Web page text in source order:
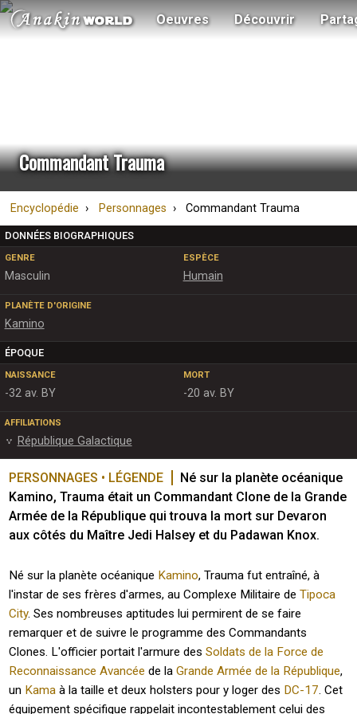
Oeuvres Découvrir
Commandant Trauma
Encyclopédie Personnages Commandant Trauma
DONNÉES BIOGRAPHIQUES
GENRE
Masculin
ESPÈCE
Humain
PLANÈTE D'ORIGINE
Kamino
ÉPOQUE
NAISSANCE
-32 av. BY
MORT
-20 av. BY
AFFILIATIONS
République Galactique
PERSONNAGES • LÉGENDE
Né sur la planète océanique
Kamino, Trauma était un Commandant Clone de la Grande
Armée de la République qui trouva la mort sur Devaron
aux côtés du Maître Jedi Halsey et du Padawan Knox.
Né sur la planète océanique Kamino, Trauma fut entraîné, à
l'instar de ses frères d'armes, au Complexe Militaire deTipoca
City. Ses nombreuses aptitudes lui permirent de se faire
remarquer et de suivre le programme des Commandants
Clones. L'officier portait l'armure desSoldats de la Force de
Reconnaissance Avancée de laGrande Armée de la République,
un Kama à la taille et deux holsters pour y loger des DC-17. Cet
équipement spécifique rappelait incontestablement celui des